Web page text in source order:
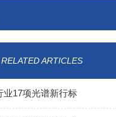
RELATED ARTICLES
业17项光谱新行标